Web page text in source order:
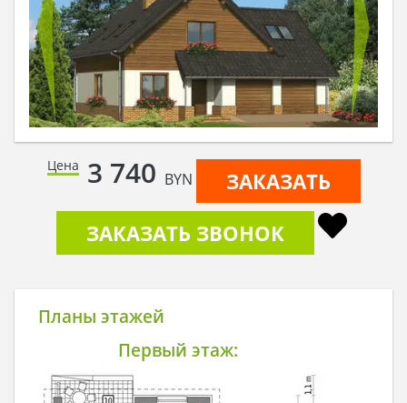
Цена 3 740 BYN
ЗАКАЗАТЬ
ЗАКАЗАТЬ ЗВОНОК
Планы этажей
Первый этаж: